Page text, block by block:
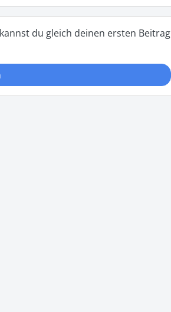
du gleich deinen ersten Beitrag